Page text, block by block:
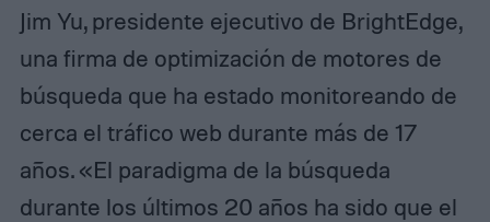
Jim Yu, presidente ejecutivo de BrightEdge,
una firma de optimización de motores de
búsqueda que ha estado monitoreando de
cerca el tráfico web durante más de 17
años. «El paradigma de la búsqueda
durante los últimos 20 años ha sido que el